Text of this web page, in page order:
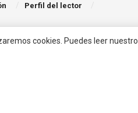
Perfil del lector
cookies. Puedes leer nuestro